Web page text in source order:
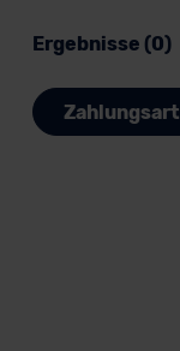
Ergebnisse (0)
Zahlungsart